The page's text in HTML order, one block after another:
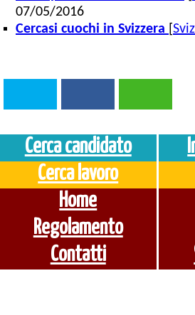
07/05/2016
Cercasi cuochi in Svizzera
Cerca candidato
Cerca lavoro
Home
Regolamento
Contatti